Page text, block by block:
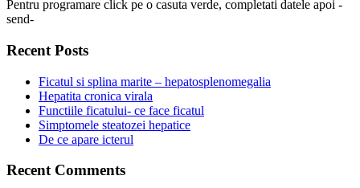
Pentru programare click pe o casuta verde, completati datele apoi -
send-
Recent Posts
Ficatul si splina marite – hepatosplenomegalia
Hepatita cronica virala
Functiile ficatului- ce face ficatul
Simptomele steatozei hepatice
De ce apare icterul
Recent Comments